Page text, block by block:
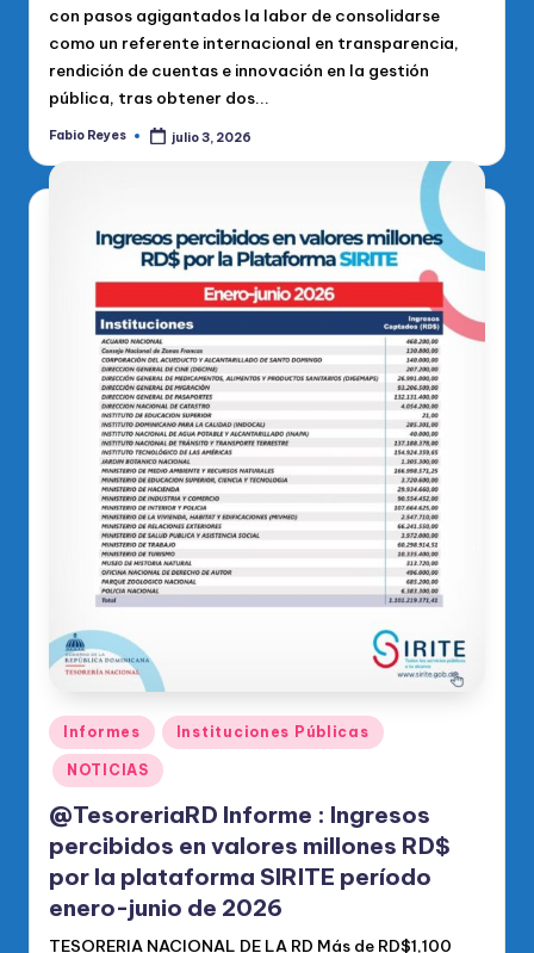
con pasos agigantados la labor de consolidarse
como un referente internacional en transparencia,
rendición de cuentas e innovación en la gestión
pública, tras obtener dos...
Publicado
Fabio Reyes julio 3, 2026
Publicado
en
Informes Instituciones Públicas
NOTICIAS
@TesoreriaRD Informe : Ingresos
percibidos en valores millones RD$
por la plataforma SIRITE período
enero-junio de 2026
TESORERIA NACIONAL DE LA RD Más de RD$1,100